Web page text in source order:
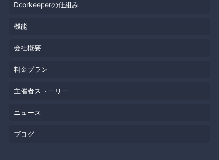
Doorkeeperの仕組み
機能
会社概要
料金プラン
主催者ストーリー
ニュース
ブログ